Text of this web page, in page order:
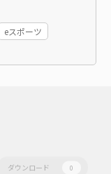
eスポーツ
ダウンロード 0